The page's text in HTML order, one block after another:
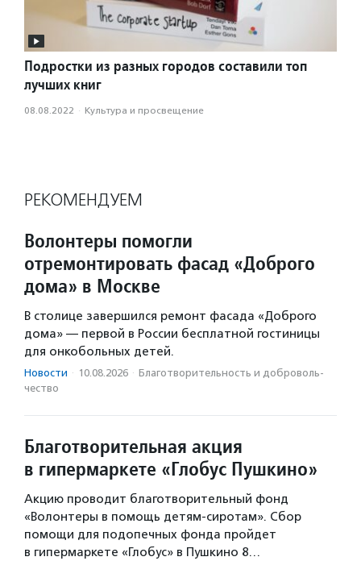
Подростки из разных городов составили топ
лучших книг
08.08.2022 · Культура и просвещение
РЕКОМЕНДУЕМ
Волонтеры помогли
отремонтировать фасад «Доброго
дома» в Москве
В столице завершился ремонт фасада «Доброго
дома» — первой в России бесплатной гостиницы
для онкобольных детей.
Новости · 10.08.2026 · Благотвори­тель­ность и доброволь­
чест­во
Благотворительная акция
в гипермаркете «Глобус Пушкино»
Акцию проводит благотворительный фонд
«Волонтеры в помощь детям-сиротам». Сбор
помощи для подопечных фонда пройдет
в гипермаркете «Глобус» в Пушкино 8…